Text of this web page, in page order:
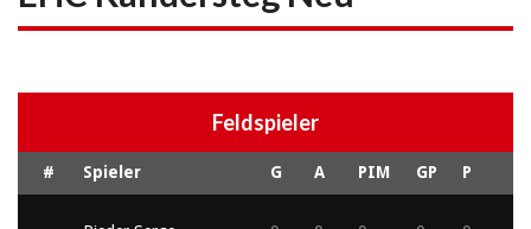
Feldspieler
# Spieler G A PIM GP P